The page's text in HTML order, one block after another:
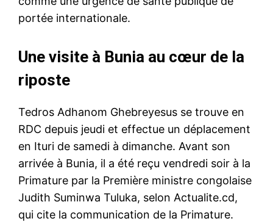
portée internationale.
Une visite à Bunia au cœur de la
riposte
Tedros Adhanom Ghebreyesus se trouve en
RDC depuis jeudi et effectue un déplacement
en Ituri de samedi à dimanche. Avant son
arrivée à Bunia, il a été reçu vendredi soir à la
Primature par la Première ministre congolaise
Judith Suminwa Tuluka, selon Actualite.cd,
qui cite la communication de la Primature.